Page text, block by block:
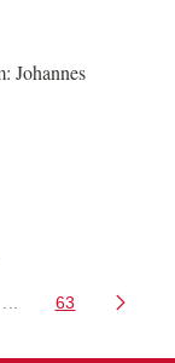
Johannes
TAB per navegar.
PàginesPàgina
63